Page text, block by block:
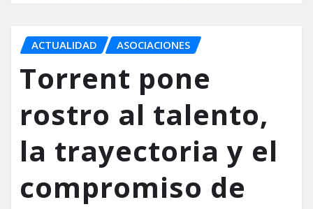
ACTUALIDAD ASOCIACIONES
Torrent pone
rostro al talento,
la trayectoria y el
compromiso de